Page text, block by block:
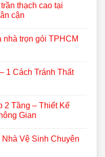
thạch cao tại
cận
nhà trọn gói TPHCM
1 Cách Tránh Thất
2 Tầng – Thiết Kế
Gian
Vệ Sinh Chuyên